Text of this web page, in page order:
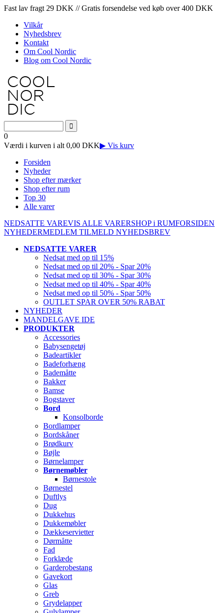
Fast lav fragt 29 DKK // Gratis forsendelse ved køb over 400 DKK
Vilkår
Nyhedsbrev
Kontakt
Om Cool Nordic
Blog om Cool Nordic
0
Værdi i kurven i alt 0,00 DKK▶ Vis kurv
Forsiden
Nyheder
Shop efter mærker
Shop efter rum
Top 30
Alle varer
NEDSATTE VAREVIS ALLE VARERSHOP i RUMFORSIDEN
NYHEDERMEDLEM TILMELD NYHEDSBREV
NEDSATTE VARER
Nedsat med op til 15%
Nedsat med op til 20% - Spar 20%
Nedsat med op til 30% - Spar 30%
Nedsat med op til 40% - Spar 40%
Nedsat med op til 50% - Spar 50%
OUTLET SPAR OVER 50% RABAT
NYHEDER
MANDELGAVE IDE
PRODUKTER
Accessories
Babysengetøj
Badeartikler
Badeforhæng
Bademåtte
Bakker
Bamse
Bogstaver
Bord
Konsolborde
Bordlamper
Bordskåner
Brødkurv
Bøjle
Børnelamper
Børnemøbler
Børnestole
Børnestel
Duftlys
Dug
Dukkehus
Dukkemøbler
Dækkeservietter
Dørmåtte
Fad
Forklæde
Garderobestang
Gavekort
Glas
Greb
Grydelapper